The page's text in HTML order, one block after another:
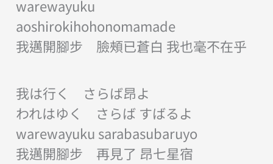
warewayuku
aoshirokihohonomamade
我邁開腳步 臉頰已蒼白 我也毫不在乎
我は行く さらば昂よ
われはゆく さらば すばるよ
warewayuku sarabasubaruyo
我邁開腳步 再見了 昂七星宿